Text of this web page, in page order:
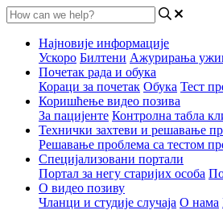
Најновије информације
Ускоро Билтени Ажурирања
Почетак рада и обука
Кораци за почетак Обука Тест
Коришћење видео позива
За пацијенте Контролна табла
Технички захтеви и решавање
Решавање проблема са тестом
Специјализовани портали
Портал за негу старијих особа
О видео позиву
Чланци и студије случаја О нама